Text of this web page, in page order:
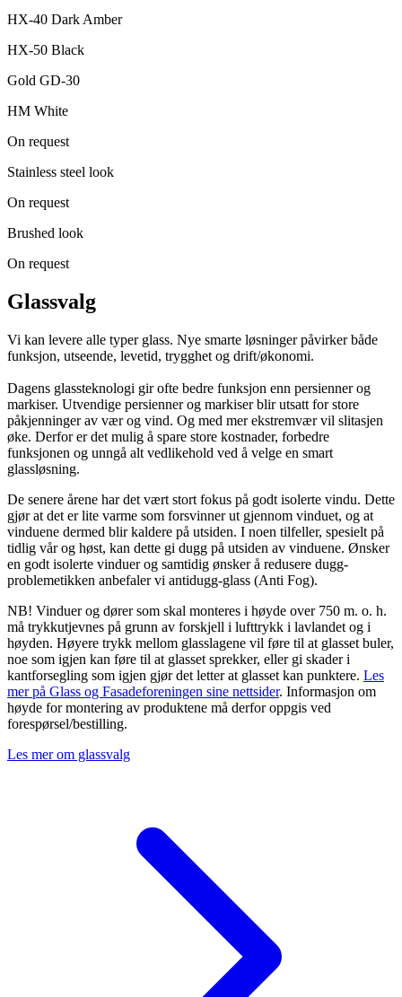
HX-40 Dark Amber
HX-50 Black
Gold GD-30
HM White
On request
Stainless steel look
On request
Brushed look
On request
Glassvalg
Vi kan levere alle typer glass. Nye smarte løsninger påvirker både
funksjon, utseende, levetid, trygghet og drift/økonomi.
Dagens glassteknologi gir ofte bedre funksjon enn persienner og
markiser. Utvendige persienner og markiser blir utsatt for store
påkjenninger av vær og vind. Og med mer ekstremvær vil slitasjen
øke. Derfor er det mulig å spare store kostnader, forbedre
funksjonen og unngå alt vedlikehold ved å velge en smart
glassløsning.
De senere årene har det vært stort fokus på godt isolerte vindu. Dette
gjør at det er lite varme som forsvinner ut gjennom vinduet, og at
vinduene dermed blir kaldere på utsiden. I noen tilfeller, spesielt på
tidlig vår og høst, kan dette gi dugg på utsiden av vinduene. Ønsker
en godt isolerte vinduer og samtidig ønsker å redusere dugg-
problemetikken anbefaler vi antidugg-glass (Anti Fog).
NB! Vinduer og dører som skal monteres i høyde over 750 m. o. h.
må trykkutjevnes på grunn av forskjell i lufttrykk i lavlandet og i
høyden. Høyere trykk mellom glasslagene vil føre til at glasset buler,
noe som igjen kan føre til at glasset sprekker, eller gi skader i
kantforsegling som igjen gjør det letter at glasset kan punktere. Les
mer på Glass og Fasadeforeningen sine nettsider. Informasjon om
høyde for montering av produktene må derfor oppgis ved
forespørsel/bestilling.
Les mer om glassvalg